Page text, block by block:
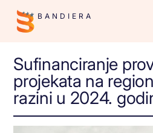
BANDIERA
Sufinanciranje
projekata na
razini u 2024.